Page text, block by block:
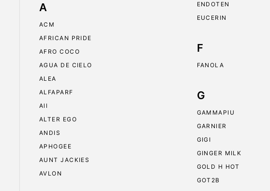
A
ACM
AFRICAN PRIDE
AFRO COCO
AGUA DE CIELO
ALEA
ALFAPARF
All
ALTER EGO
ANDIS
APHOGEE
AUNT JACKIES
AVLON
ENDOTEN
EUCERIN
F
FANOLA
G
GAMMAPIU
GARNIER
GIGI
GINGER MILK
GOLD H HOT
GOT2B